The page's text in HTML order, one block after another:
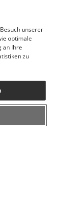
unserer
optimale
an Ihre
zu